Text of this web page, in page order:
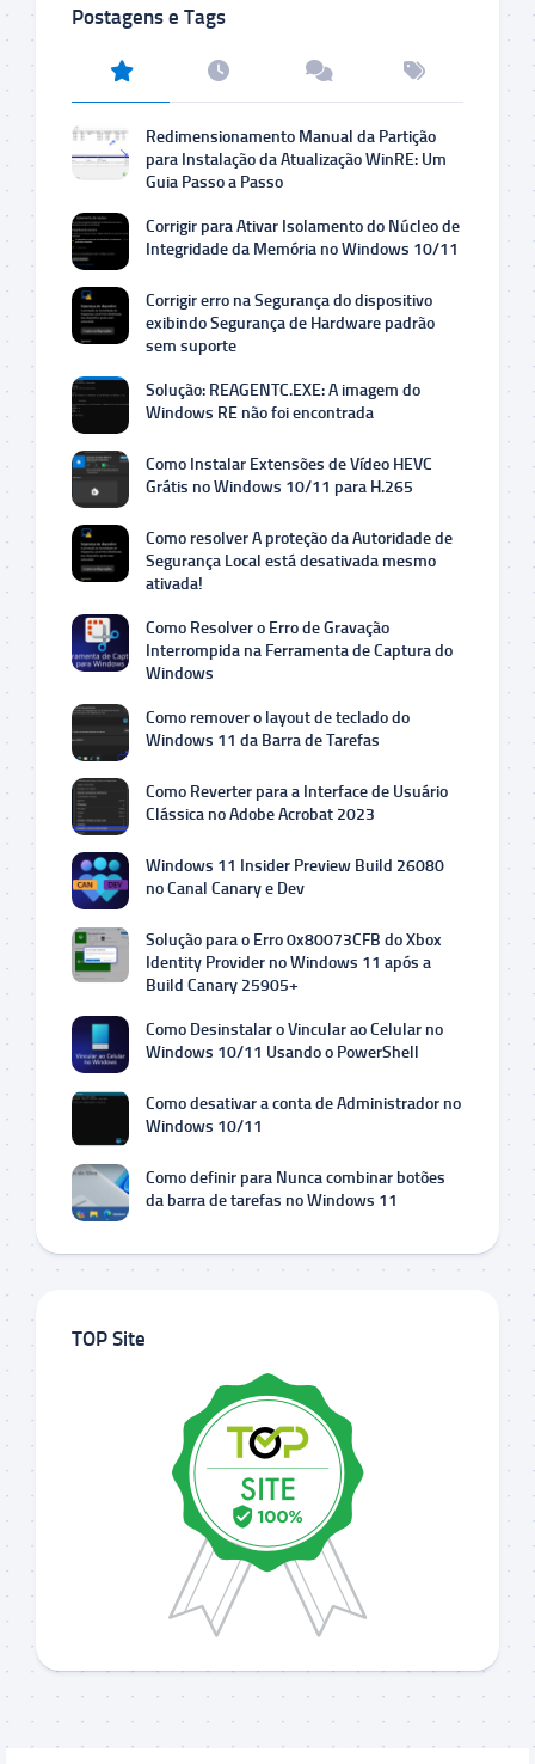
Postagens e Tags
Redimensionamento Manual da Partição
para Instalação da Atualização WinRE: Um
Guia Passo a Passo
Corrigir para Ativar Isolamento do Núcleo de
Integridade da Memória no Windows 10/11
Corrigir erro na Segurança do dispositivo
exibindo Segurança de Hardware padrão
sem suporte
Solução: REAGENTC.EXE: A imagem do
Windows RE não foi encontrada
Como Instalar Extensões de Vídeo HEVC
Grátis no Windows 10/11 para H.265
Como resolver A proteção da Autoridade de
Segurança Local está desativada mesmo
ativada!
Como Resolver o Erro de Gravação
Interrompida na Ferramenta de Captura do
Windows
Como remover o layout de teclado do
Windows 11 da Barra de Tarefas
Como Reverter para a Interface de Usuário
Clássica no Adobe Acrobat 2023
Windows 11 Insider Preview Build 26080
no Canal Canary e Dev
Solução para o Erro 0x80073CFB do Xbox
Identity Provider no Windows 11 após a
Build Canary 25905+
Como Desinstalar o Vincular ao Celular no
Windows 10/11 Usando o PowerShell
Como desativar a conta de Administrador no
Windows 10/11
Como definir para Nunca combinar botões
da barra de tarefas no Windows 11
TOP Site